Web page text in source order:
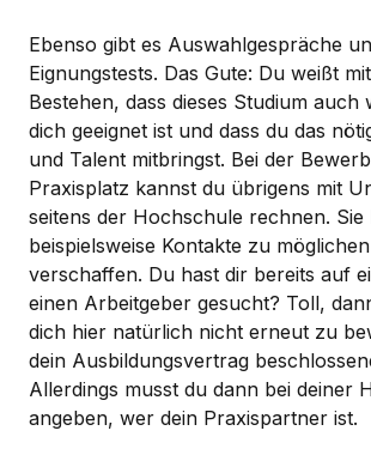
Ebenso gibt es Auswahlgespräche
Eignungstests. Das Gute: Du weißt
Bestehen, dass dieses Studium
dich geeignet ist und dass du das
und Talent mitbringst. Bei der
Praxisplatz kannst du übrigens mit
seitens der Hochschule rechnen.
beispielsweise Kontakte zu
verschaffen. Du hast dir bereits auf
einen Arbeitgeber gesucht? Toll,
dich hier natürlich nicht erneut zu
dein Ausbildungsvertrag
Allerdings musst du dann bei deiner
angeben, wer dein Praxispartner ist.